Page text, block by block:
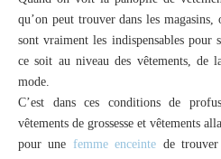
qu’on peut trouver dans les magasins,
sont vraiment les indispensables pour
ce soit au niveau des vêtements, de
mode.
C’est dans ces conditions de
vêtements de grossesse et vêtements
pour une femme enceinte de trouver